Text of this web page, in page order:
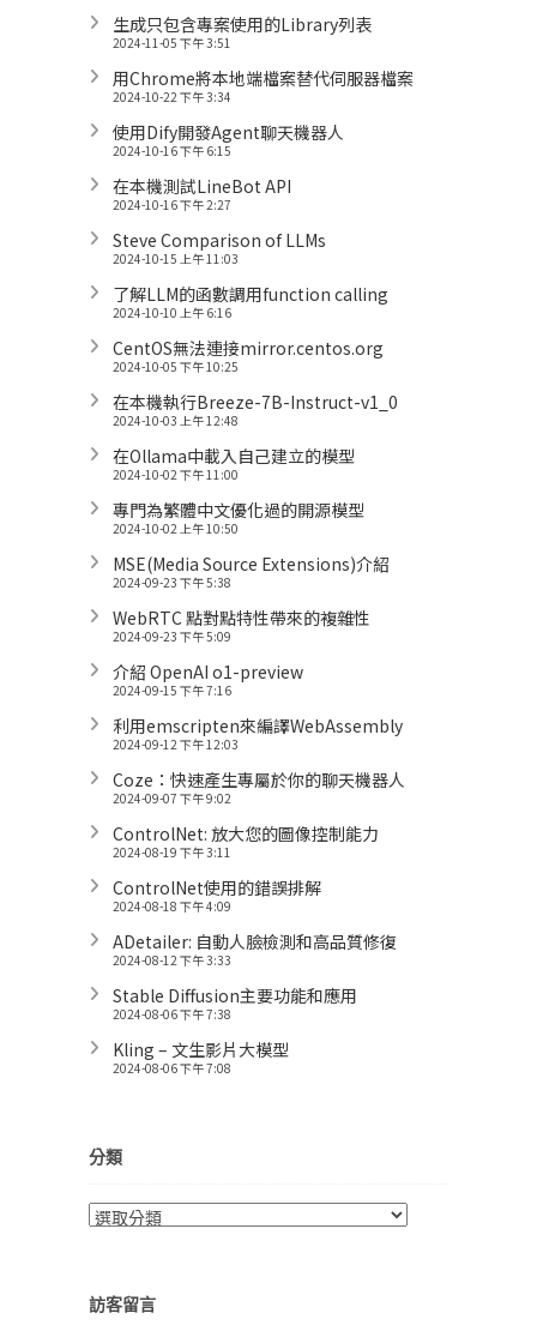
生成只包含專案使用的Library列表
2024-11-05 下午 3:51
用Chrome將本地端檔案替代伺服器檔案
2024-10-22 下午 3:34
使用Dify開發Agent聊天機器人
2024-10-16 下午 6:15
在本機測試LineBot API
2024-10-16 下午 2:27
Steve Comparison of LLMs
2024-10-15 上午 11:03
了解LLM的函數調用function calling
2024-10-10 上午 6:16
CentOS無法連接mirror.centos.org
2024-10-05 下午 10:25
在本機執行Breeze-7B-Instruct-v1_0
2024-10-03 上午 12:48
在Ollama中載入自己建立的模型
2024-10-02 下午 11:00
專門為繁體中文優化過的開源模型
2024-10-02 上午 10:50
MSE(Media Source Extensions)介紹
2024-09-23 下午 5:38
WebRTC 點對點特性帶來的複雜性
2024-09-23 下午 5:09
介紹 OpenAI o1-preview
2024-09-15 下午 7:16
利用emscripten來編譯WebAssembly
2024-09-12 下午 12:03
Coze：快速產生專屬於你的聊天機器人
2024-09-07 下午 9:02
ControlNet: 放大您的圖像控制能力
2024-08-19 下午 3:11
ControlNet使用的錯誤排解
2024-08-18 下午 4:09
ADetailer: 自動人臉檢測和高品質修復
2024-08-12 下午 3:33
Stable Diffusion主要功能和應用
2024-08-06 下午 7:38
Kling – 文生影片大模型
2024-08-06 下午 7:08
分類
分
訪客留言